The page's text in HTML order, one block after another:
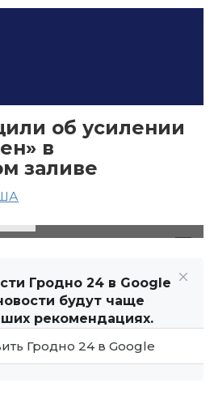
об усилении
в
заливе
Гродно 24 в Google
будут чаще
рекомендациях.
Гродно 24 в Google